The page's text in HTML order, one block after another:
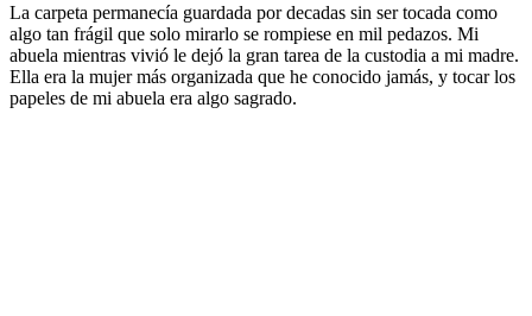
La carpeta permanecía guardada por decadas sin ser tocada como
algo tan frágil que solo mirarlo se rompiese en mil pedazos. Mi
abuela mientras vivió le dejó la gran tarea de la custodia a mi madre.
Ella era la mujer más organizada que he conocido jamás, y tocar los
papeles de mi abuela era algo sagrado.